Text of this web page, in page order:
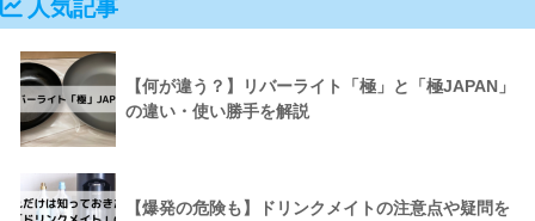
人気記事
【何が違う？】リバーライト「極」と「極JAPAN」
の違い・使い勝手を解説
【爆発の危険も】ドリンクメイトの注意点や疑問を